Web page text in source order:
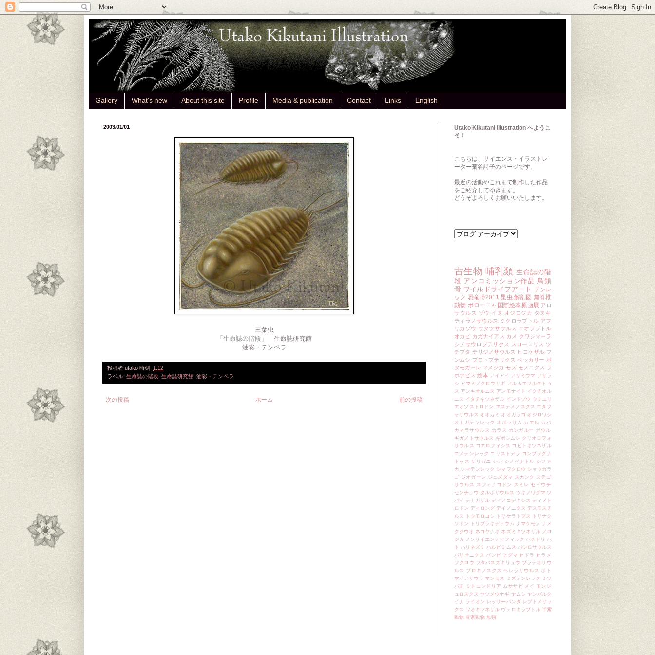
Gallery What's new About this site Profile Media & publication Contact Links English
2003/01/01
三葉虫
「 生命誌の階段 」 生命誌研究館
油彩・テンペラ
投稿者 utako 時刻: 1:12
ラベル: 生命誌の階段 生命誌研究館 油彩・テンペラ
次の投稿 前の投稿
ホーム
Utako Kikutani Illustration へようこ
そ！
こちらは、サイエンス・イラストレ
ーター菊谷詩子のページです。
最近の活動やこれまで制作した作品
をご紹介してゆきます。
どうぞよろしくお願いいたします。
古生物 哺乳類 生命誌の階
段 アンコミッション作品 鳥類
骨 ワイルドライフアート
テンレ
ック 恐竜博2011 昆虫 解剖図 無脊椎
動物 ボローニャ国際絵本原画展 アロ
サウルス ゾウ イヌ オジロジカ
タヌキ
ティラノサウルス
ミクロラプトル アフ
リカゾウ ウタツサウルス
エオラプトル
オカピ カガナイアス カメ クワジマーラ
シノサウロプテリクス
スローロリス ツ
チブタ テリジノサウルス ヒヨケザル フ
ンムシ プロトプテリクス ペッカリー ポ
タモガーレ マメジカ モズ モノニクス ラ
ホナビス 絵本 アイアイ アザミウマ アザラ
シ アマミノクロウサギ アルカエフルクトゥ
ス アンキオルニス アンモナイト イクチオル
ニス イタチキツネザル インドゾウ ウミユリ
エオゾストロドン エステメノスクス エダフ
ォサウルス オオカミ オオガラゴ オジロワシ
オナガテンレック
オポッサム カエル カバ
カマラサウルス
カラス カンガルー ガウル
ギガノトサウルス
ギボシムシ クリオロフォ
サウルス
コエロフィシス
コビトキツネザル
コメテンレック
コリストデラ
コンプソグナ
トゥス ザリガニ シカ シノベナトル シファ
カ シマテンレック シマフクロウ ショウガラ
ゴ ジオガーレ ジュズダマ スカンク
ステゴ
サウルス
スフェナコドン スミレ セイウチ
センチュウ タルボサウルス ツキノワグマ ツ
パイ テナガザル ディアコデキシス ディメト
ロドン ディロング デイノニクス デスモスチ
ルス
トウモロコシ トリケラトプス
トリナク
ソドン
トリブラキディウム ナマケモノ ナメ
クジウオ ネコヤナギ ネズミキツネザル
ノロ
ジカ
ノンサイエンティフィック ハチドリ ハ
ト ハリネズミ ハルピミムス バシロサウルス
バリオニクス バンビ ヒグマ ヒドラ
ヒラメ
フクロウ フタバスズキリュウ プラテオサウ
ルス
プロキノスクス ヘレラサウルス
ポト
マイアサウラ マンモス ミズテンレック
ミツ
バチ
ミトコンドリア ムササビ メイ
モンジ
ュロスクス ヤツメウナギ ヤムシ ヤンバルク
イナ ライオン レッサーパンダ レプトメリッ
クス ワオキツネザル ヴェロキラプトル 半索
動物 脊索動物 魚類